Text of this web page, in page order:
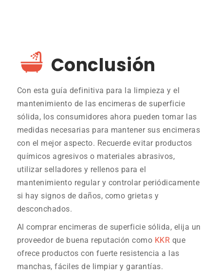
Conclusión
Con esta guía definitiva para la limpieza y el
mantenimiento de las encimeras de superficie
sólida, los consumidores ahora pueden tomar las
medidas necesarias para mantener sus encimeras
con el mejor aspecto. Recuerde evitar productos
químicos agresivos o materiales abrasivos,
utilizar selladores y rellenos para el
mantenimiento regular y controlar periódicamente
si hay signos de daños, como grietas y
desconchados.
Al comprar encimeras de superficie sólida, elija un
proveedor de buena reputación como KKR que
ofrece productos con fuerte resistencia a las
manchas, fáciles de limpiar y garantías.